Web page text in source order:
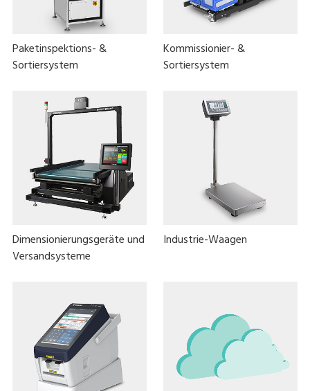
Paketinspektions- &
Sortiersystem
Kommissionier- &
Sortiersystem
Dimensionierungsgeräte und
Versandsysteme
Industrie-Waagen